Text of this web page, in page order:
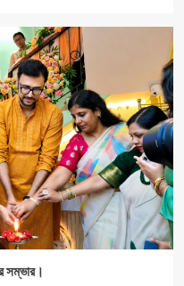
সহ স্বদেশি বস্ত্রের সম্ভার।
ইলেক্ট্রোলাইটস’ (অরেঞ্জ জুস)
সম্ভার।